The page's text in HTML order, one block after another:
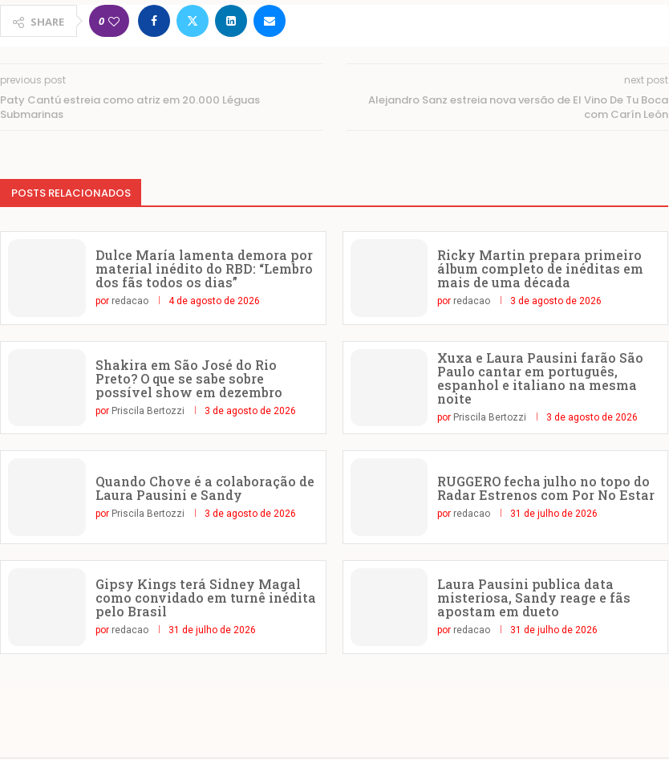
SHARE 0
previous post
Paty Cantú estreia como atriz em 20.000 Léguas
Submarinas
next post
Alejandro Sanz estreia nova versão de El Vino De Tu Boca
com Carín León
POSTS RELACIONADOS
Dulce María lamenta demora por
material inédito do RBD: “Lembro
dos fãs todos os dias”
por redacao 4 de agosto de 2026
Ricky Martin prepara primeiro
álbum completo de inéditas em
mais de uma década
por redacao 3 de agosto de 2026
Shakira em São José do Rio
Preto? O que se sabe sobre
possível show em dezembro
por Priscila Bertozzi 3 de agosto de 2026
Xuxa e Laura Pausini farão São
Paulo cantar em português,
espanhol e italiano na mesma
noite
por Priscila Bertozzi 3 de agosto de 2026
Quando Chove é a colaboração de
Laura Pausini e Sandy
por Priscila Bertozzi 3 de agosto de 2026
RUGGERO fecha julho no topo do
Radar Estrenos com Por No Estar
por redacao 31 de julho de 2026
Gipsy Kings terá Sidney Magal
como convidado em turnê inédita
pelo Brasil
por redacao 31 de julho de 2026
Laura Pausini publica data
misteriosa, Sandy reage e fãs
apostam em dueto
por redacao 31 de julho de 2026